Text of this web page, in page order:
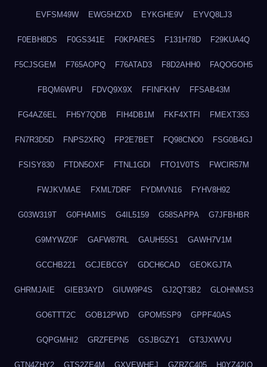
EVFSM49W EWG5HZXD EYKGHE9V EYVQ8LJ3
F0EBH8DS F0GS341E F0KPARES F131H78D F29KUA4Q
F5CJSGEM F765AOPQ F76ATAD3 F8D2AHH0 FAQOGOH5
FBQM6WPU FDVQ9X9X FFINFKHV FFSAB43M
FG4AZ6EL FH5Y7QDB FIH4DB1M FKF4XTFI FMEXT353
FN7R3D5D FNPS2XRQ FP2E7BET FQ98CNO0 FSG0B4GJ
FSISY830 FTDN5OXF FTNL1GDI FTO1V0TS FWCIR57M
FWJKVMAE FXML7DRF FYDMVN16 FYHV8H92
G03W319T G0FHAMIS G4IL5159 G58SAPPA G7JFBHBR
G9MYWZ0F GAFW87RL GAUH55S1 GAWH7V1M
GCCHB221 GCJEBCGY GDCH6CAD GEOKGJTA
GHRMJAIE GIEB3AYD GIUW9P4S GJ2QT3B2 GLOHNMS3
GO6TTT2C GOB12PWD GPOM5SP9 GPPF40AS
GQPGMHI2 GRZFEPN5 GSJBGZY1 GT3JXWVU
GTN4ZHY2 GTS2ZE4M GXVEWHEJ GZRZC405 H0YZ42IO